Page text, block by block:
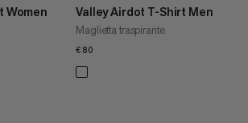
Women Valley Airdot T-Shirt Men
Maglietta traspirante
€80